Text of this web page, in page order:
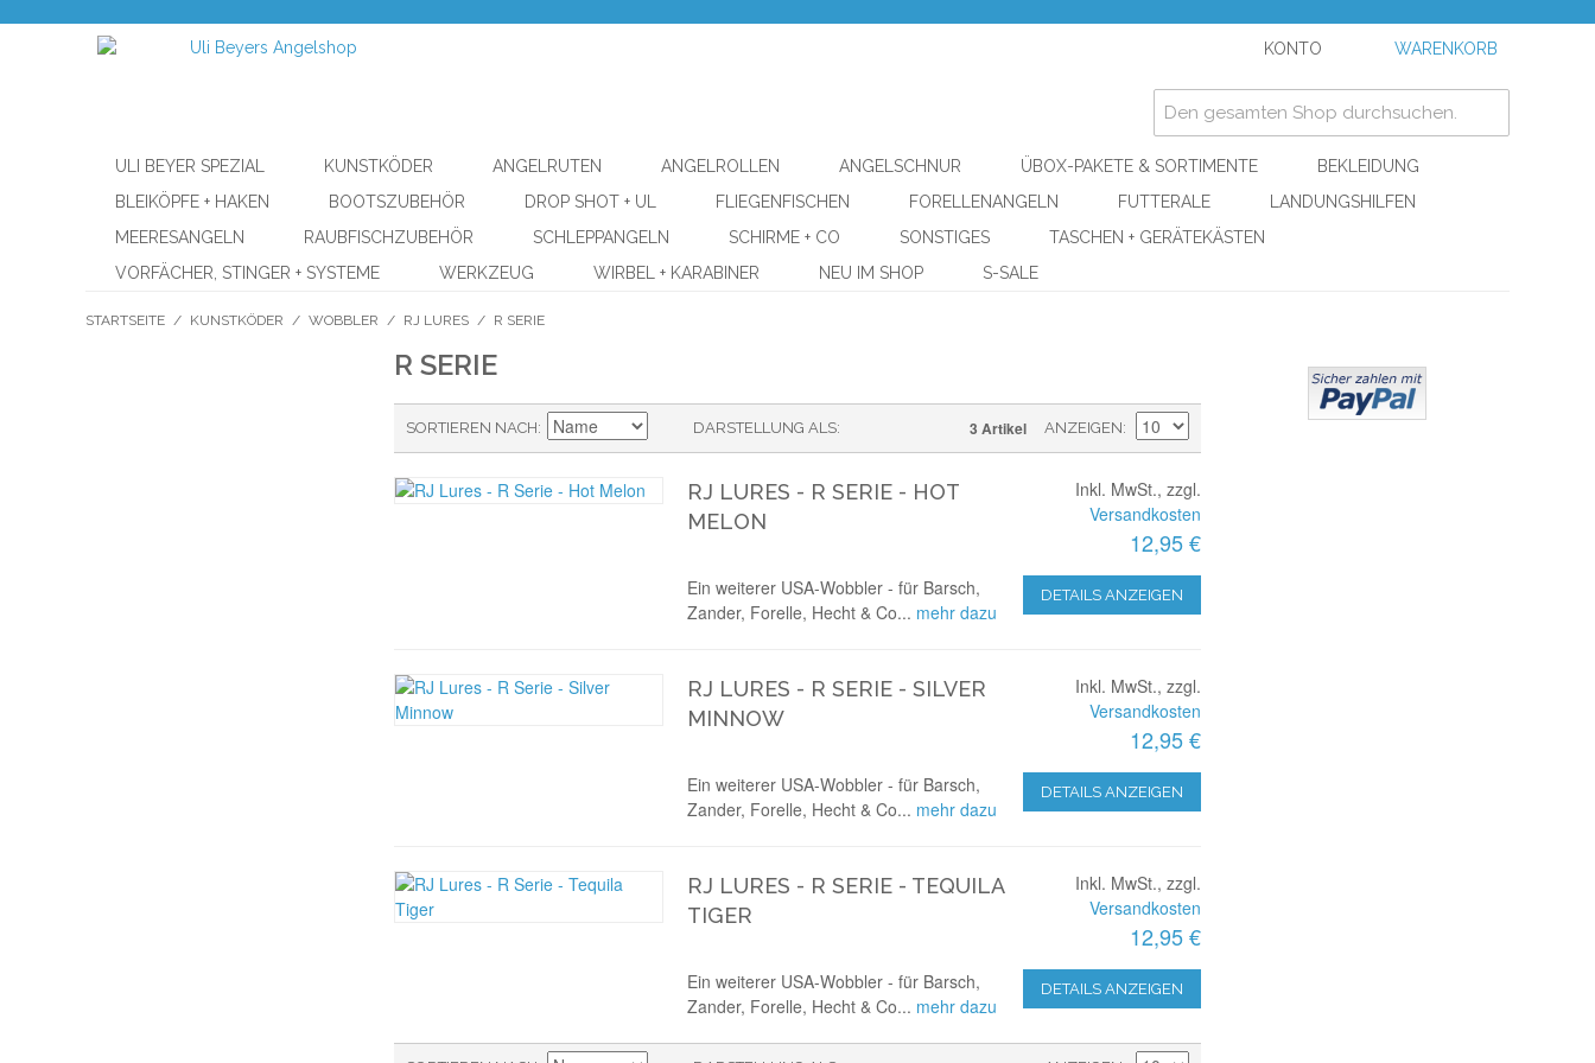
KONTO WARENKORB
ULI BEYER SPEZIAL KUNSTKÖDER ANGELRUTEN ANGELROLLEN ANGELSCHNUR ÜBOX-PAKETE & SORTIMENTE
BEKLEIDUNG
BLEIKÖPFE + HAKEN
BOOTSZUBEHÖR DROP SHOT + UL FLIEGENFISCHEN FORELLENANGELN FUTTERALE
LANDUNGSHILFEN
MEERESANGELN
RAUBFISCHZUBEHÖR SCHLEPPANGELN SCHIRME + CO SONSTIGES
TASCHEN + GERÄTEKÄSTEN
VORFÄCHER, STINGER + SYSTEME
WERKZEUG WIRBEL + KARABINER NEU IM SHOP S-SALE
STARTSEITE / KUNSTKÖDER / WOBBLER / RJ LURES / R SERIE
R SERIE
DARSTELLUNG ALS
SORTIEREN NACH 3 Artikel ANZEIGEN
RJ LURES - R SERIE - HOT
MELON
Inkl. MwSt., zzgl.
Versandkosten
12,95 €
DETAILS ANZEIGEN
Ein weiterer USA-Wobbler - für Barsch,
Zander, Forelle, Hecht & Co... mehr dazu
RJ LURES - R SERIE - SILVER
MINNOW
Inkl. MwSt., zzgl.
Versandkosten
12,95 €
DETAILS ANZEIGEN
Ein weiterer USA-Wobbler - für Barsch,
Zander, Forelle, Hecht & Co... mehr dazu
RJ LURES - R SERIE - TEQUILA
TIGER
Inkl. MwSt., zzgl.
Versandkosten
12,95 €
DETAILS ANZEIGEN
Ein weiterer USA-Wobbler - für Barsch,
Zander, Forelle, Hecht & Co... mehr dazu